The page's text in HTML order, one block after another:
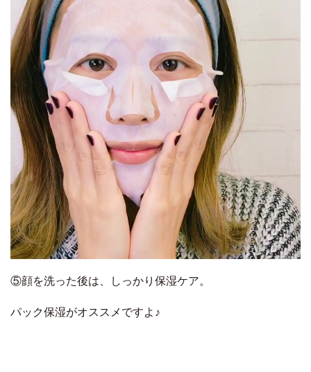
⑤顔を洗った後は、しっかり保湿ケア。
パック保湿がオススメですよ♪